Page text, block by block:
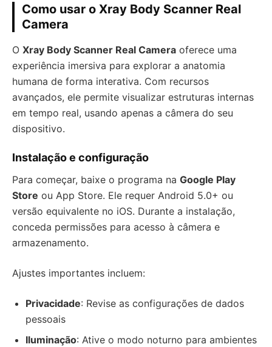
Como usar o Xray Body Scanner Real
Camera
O Xray Body Scanner Real Camera oferece uma
experiência imersiva para explorar a anatomia
humana de forma interativa. Com recursos
avançados, ele permite visualizar estruturas internas
em tempo real, usando apenas a câmera do seu
dispositivo.
Instalação e configuração
Para começar, baixe o programa na Google Play
Store ou App Store. Ele requer Android 5.0+ ou
versão equivalente no iOS. Durante a instalação,
conceda permissões para acesso à câmera e
armazenamento.
Ajustes importantes incluem:
Privacidade: Revise as configurações de dados
pessoais
Iluminação: Ative o modo noturno para ambientes